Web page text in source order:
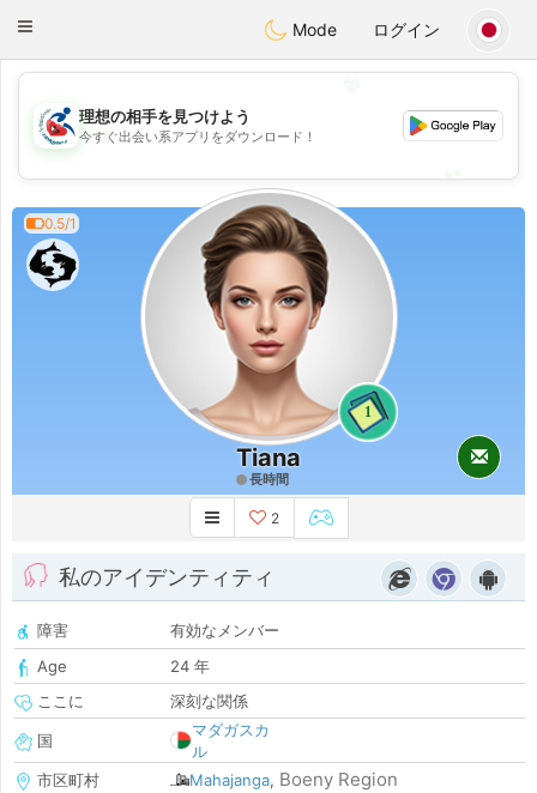
Handi Space
Toggle
Mode ログイン
💖
💕
理想の相手を見つけよう
今すぐ出会い系アプリをダウンロード！
0.5/1
1
Tiana
長時間
2
私のアイデンティティ
障害
有効なメンバー
Age
24 年
ここに
深刻な関係
国
マダガスカ
ル
市区町村
Mahajanga, Boeny Region